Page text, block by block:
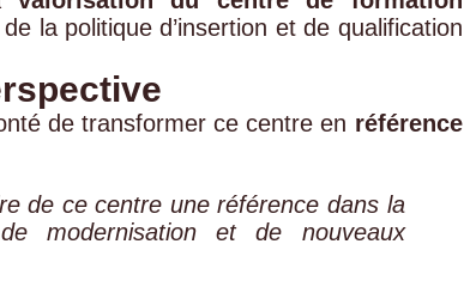
la politique d’insertion et de qualification
de transformer ce centre en référence
de ce centre une référence dans la
modernisation et de nouveaux